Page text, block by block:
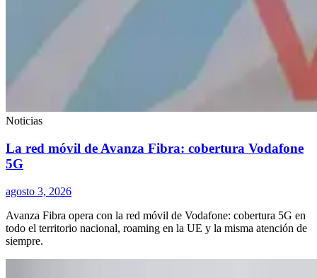
Noticias
La red móvil de Avanza Fibra: cobertura Vodafone
5G
agosto 3, 2026
Avanza Fibra opera con la red móvil de Vodafone: cobertura 5G en
todo el territorio nacional, roaming en la UE y la misma atención de
siempre.